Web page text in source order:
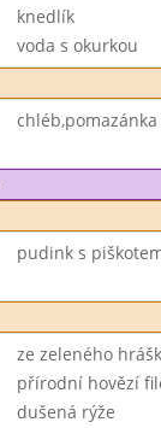
knedlík
voda s okurkou
pudink s
ze zeleného
přírodní hovězí
dušená rýže